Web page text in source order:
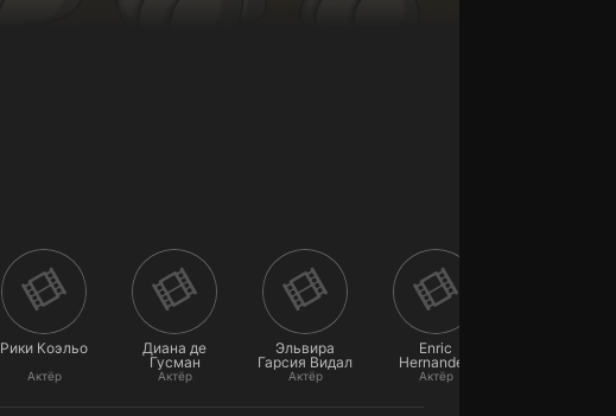
Рики Коэльо
Актёр
Диана де
Гусман
Актёр
Эльвира
Гарсия Видал
Актёр
Enric
Hernandez
Актёр